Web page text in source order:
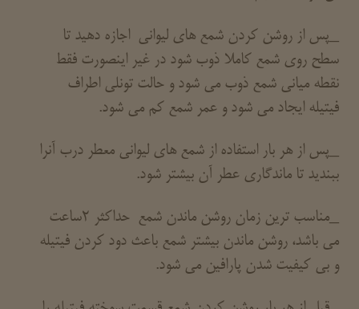
_پس از روشن کردن شمع های لیوانی اجازه دهید تا
سطح روی شمع کاملا ذوب شود در غیر اینصورت فقط
نقطه میانی شمع ذوب می شود و حالت تونلی اطراف
فیتیله ایجاد می شود و عمر شمع کم می شود.
_پس از هر بار استفاده از شمع های لیوانی معطر درب آنرا
ببندید تا ماندگاری عطر آن بیشتر شود.
_مناسب ترین زمان روشن ماندن شمع حداکثر 2ساعت
می باشد، روشن ماندن بیشتر شمع باعث دود کردن فیتیله
و بی کیفیت شدن پارافین می شود.